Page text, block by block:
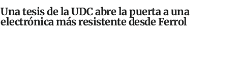
Una tesis de la UDC abre la puerta a una
electrónica más resistente desde Ferrol